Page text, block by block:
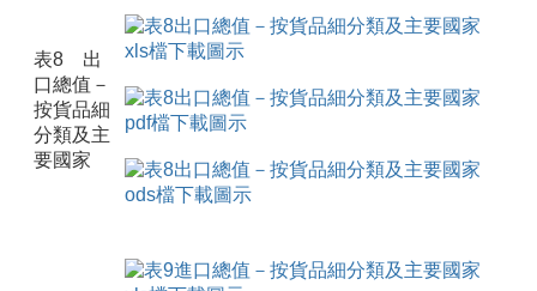
表8 出
口總值－
按貨品細
分類及主
要國家